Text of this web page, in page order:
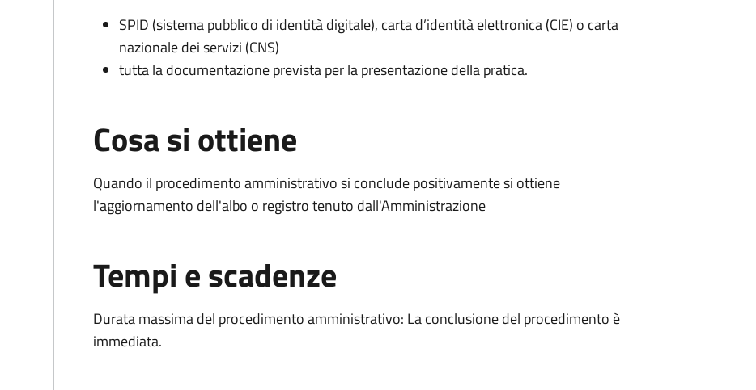
SPID (sistema pubblico di identità digitale), carta d’identità elettronica (CIE) o carta
nazionale dei servizi (CNS)
tutta la documentazione prevista per la presentazione della pratica.
Cosa si ottiene
Quando il procedimento amministrativo si conclude positivamente si ottiene
l'aggiornamento dell'albo o registro tenuto dall'Amministrazione
Tempi e scadenze
Durata massima del procedimento amministrativo: La conclusione del procedimento è
immediata.